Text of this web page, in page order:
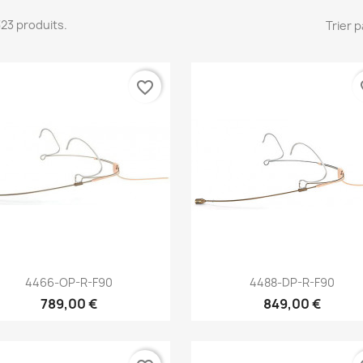
produits. Trier
4466-OP-R-F90
789,00 €
Aperçu rapide
favorite_border
4488-DP-R-F90
849,00 €
Aperçu rapide